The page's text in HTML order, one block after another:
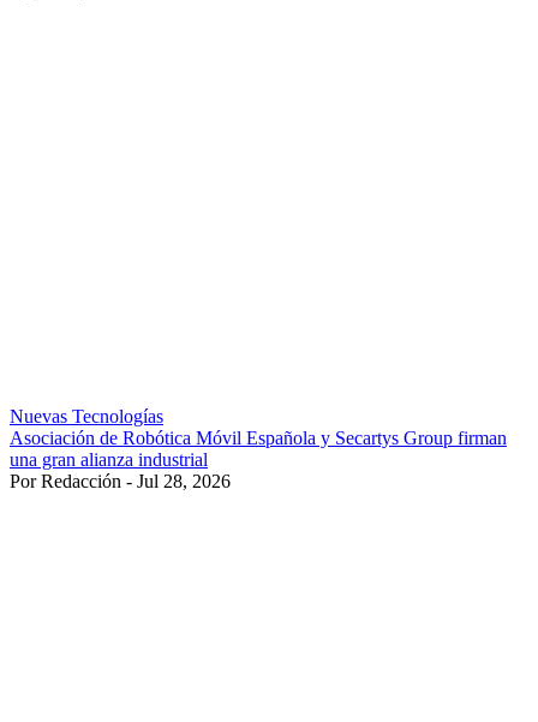
Nuevas Tecnologías
Asociación de Robótica Móvil Española y Secartys Group firman
una gran alianza industrial
Por Redacción - Jul 28, 2026